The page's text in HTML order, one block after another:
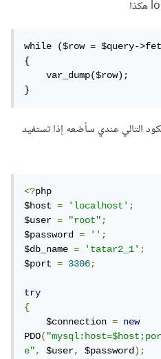
while ($row = $query-
{
    var_dump($row);
}
التالي عندي سأضعه إذا تستفيد
<?php
$host = 'localhost';
$user = "root";
$password = '';
$db_name = 'tatar2_1';
$port = 3306;
try
{
    $connection
=
new
PDO(
e", $user, $password);